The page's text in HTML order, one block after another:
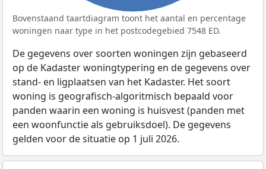
Bovenstaand taartdiagram toont het aantal en percentage
woningen naar type in het postcodegebied 7548 ED.
De gegevens over soorten woningen zijn gebaseerd
op de Kadaster woningtypering en de gegevens over
stand- en ligplaatsen van het Kadaster. Het soort
woning is geografisch-algoritmisch bepaald voor
panden waarin een woning is huisvest (panden met
een woonfunctie als gebruiksdoel). De gegevens
gelden voor de situatie op 1 juli 2026.